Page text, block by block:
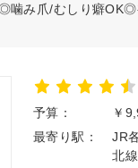
噛み爪/むしり癖
予算：
￥
最寄り駅：
JR
北